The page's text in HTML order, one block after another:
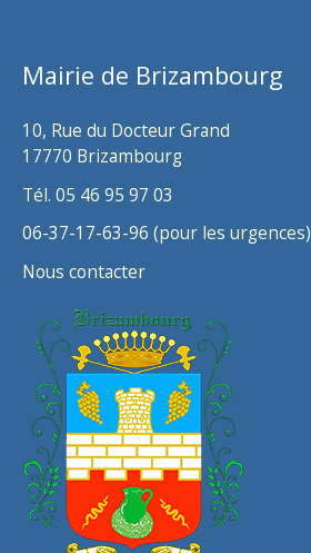
Mairie de Brizambourg
10, Rue du Docteur Grand
17770 Brizambourg
Tél. 05 46 95 97 03
06-37-17-63-96 (pour les urgences)
Nous contacter